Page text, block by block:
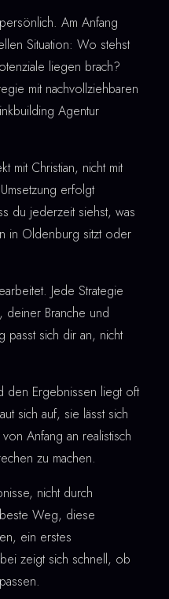
Am Anfang
Situation: Wo stehst
liegen brach?
mit nachvollziehbaren
Agentur
mit Christian, nicht mit
erfolgt
du jederzeit siehst, was
in Oldenburg sitzt oder
Jede Strategie
deiner Branche und
sich dir an, nicht
den Ergebnissen liegt oft
sich auf, sie lässt sich
Anfang an realistisch
zu machen.
nicht durch
Weg, diese
ein erstes
zeigt sich schnell, ob